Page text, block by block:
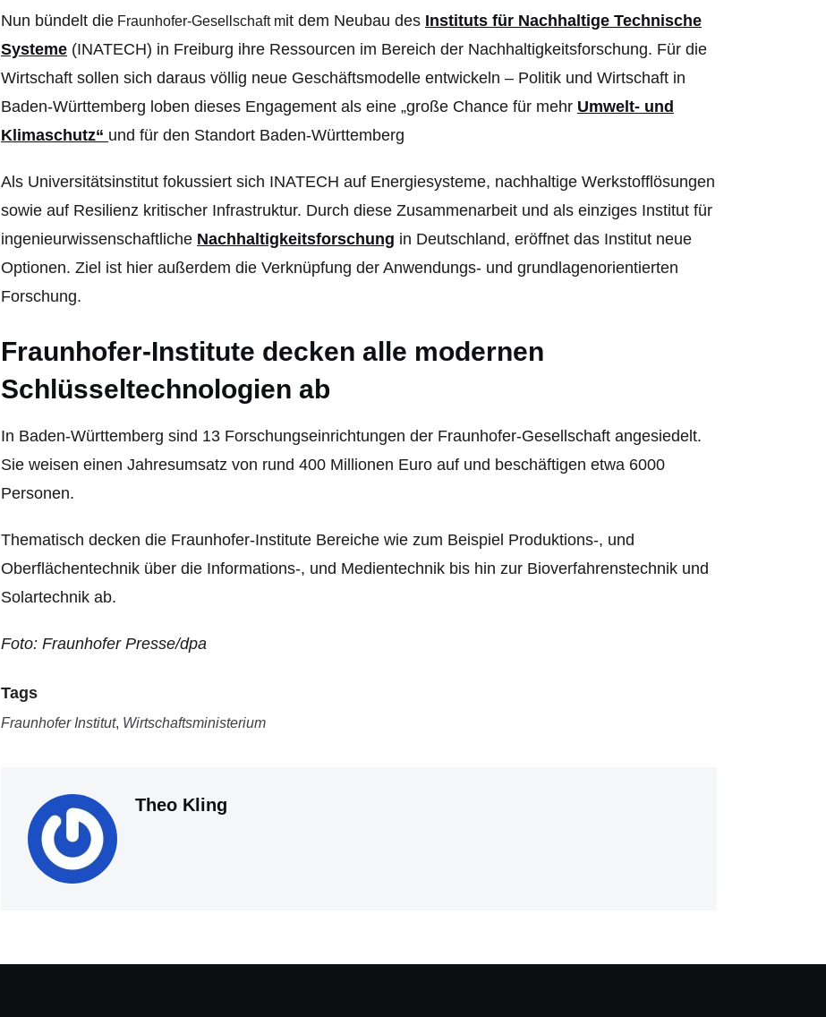
Nun bündelt die Fraunhofer-Gesellschaft mit dem Neubau des Instituts für Nachhaltige Technische
Systeme (INATECH) in Freiburg ihre Ressourcen im Bereich der Nachhaltigkeitsforschung. Für die
Wirtschaft sollen sich daraus völlig neue Geschäftsmodelle entwickeln – Politik und Wirtschaft in
Baden-Württemberg loben dieses Engagement als eine „große Chance für mehr Umwelt- und
Klimaschutz“ und für den Standort Baden-Württemberg
Als Universitätsinstitut fokussiert sich INATECH auf Energiesysteme, nachhaltige Werkstofflösungen
sowie auf Resilienz kritischer Infrastruktur. Durch diese Zusammenarbeit und als einziges Institut für
ingenieurwissenschaftliche Nachhaltigkeitsforschung in Deutschland, eröffnet das Institut neue
Optionen. Ziel ist hier außerdem die Verknüpfung der Anwendungs- und grundlagenorientierten
Forschung.
Fraunhofer-Institute decken alle modernen
Schlüsseltechnologien ab
In Baden-Württemberg sind 13 Forschungseinrichtungen der Fraunhofer-Gesellschaft angesiedelt.
Sie weisen einen Jahresumsatz von rund 400 Millionen Euro auf und beschäftigen etwa 6000
Personen.
Thematisch decken die Fraunhofer-Institute Bereiche wie zum Beispiel Produktions-, und
Oberflächentechnik über die Informations-, und Medientechnik bis hin zur Bioverfahrenstechnik und
Solartechnik ab.
Foto: Fraunhofer Presse/dpa
Tags
Fraunhofer Institut, Wirtschaftsministerium
Theo Kling